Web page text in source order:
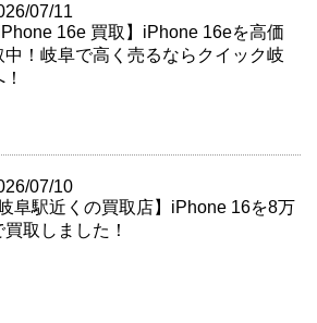
07/11
iPhone 16e 買取】iPhone 16eを高価
中！岐阜で高く売るならクイック岐
07/10
岐阜駅近くの買取店】iPhone 16を8万
買取しました！